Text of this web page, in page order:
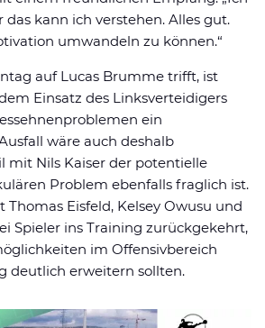
kann ich verstehen. Alles gut.
umwandeln zu können.“
auf Lucas Brumme trifft, ist
Einsatz des Linksverteidigers
ein
wäre auch deshalb
mit Nils Kaiser der potentielle
Problem ebenfalls fraglich ist.
Thomas Eisfeld, Kelsey Owusu und
Spieler ins Training zurückgekehrt,
im Offensivbereich
deutlich erweitern sollten.